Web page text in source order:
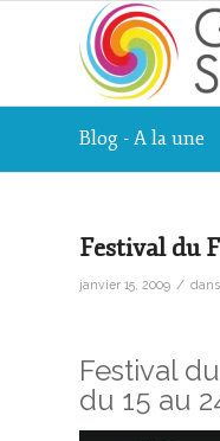
Blog - A la une
Festival du
janvier 15, 2009 / dans
Festival
du 15 au